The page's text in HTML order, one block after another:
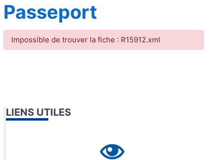
Passeport
Impossible de trouver la fiche : R15912.xml
LIENS UTILES